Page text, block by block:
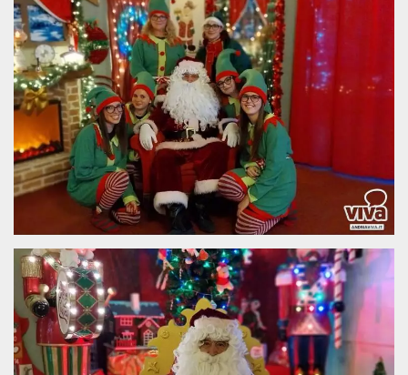
la funcionalidad principal del sitio web, como
el inicio de sesión de usuario y la gestión de
cuentas. El sitio web no se puede utilizar
correctamente sin las cookies estrictamente
necesarias.
Nombre
Proveedor /
Dominio
Vencimiento Descripción
cf_clearance
Cloudflare,
Inc.
.oooh.events
1 año
CloudFlare para
identificar el
tráfico web de
confianza y
anular cualquier
restricción de
seguridad
basada en la
dirección IP del
visitante. Es
esencial para
apoyar las
funciones de
seguridad de un
sitio web y
proporcionar